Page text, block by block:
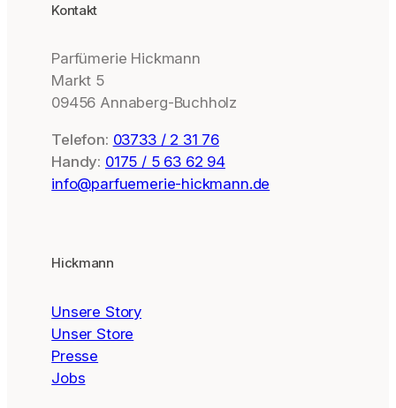
Kontakt
Parfümerie Hickmann
Markt 5
09456 Annaberg-Buchholz
Telefon: 03733 / 2 31 76
Handy: 0175 / 5 63 62 94
info@parfuemerie-hickmann.de
Hickmann
Unsere Story
Unser Store
Presse
Jobs